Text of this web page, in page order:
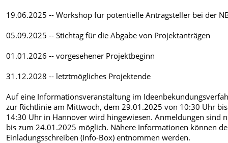
19.06.2025 -- Workshop für potentielle Antragsteller bei der
05.09.2025 -- Stichtag für die Abgabe von Projektanträgen
01.01.2026 -- vorgesehener Projektbeginn
31.12.2028 -- letztmögliches Projektende
Auf eine Informationsveranstaltung im
zur Richtlinie am Mittwoch, dem 29.01.2025 von 10:30 Uhr bis
14:30 Uhr in Hannover wird hingewiesen. Anmeldungen sind
bis zum 24.01.2025 möglich. Nähere Informationen können
Einladungsschreiben (Info-Box) entnommen werden.